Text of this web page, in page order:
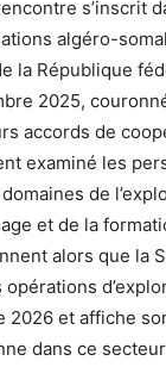
s’inscrit
algéro-
la République
2025,
accords de
examiné les
de
et de la
alors que la
opérations
2026 et affiche
dans ce